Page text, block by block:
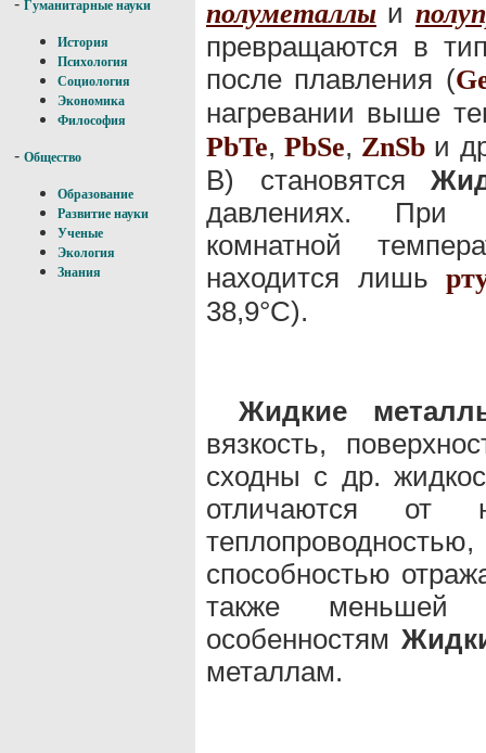
- Гуманитарные науки
История
Психология
Социология
Экономика
Философия
- Общество
Образование
Развитие науки
Ученые
Экология
Знания
полуметаллы и
превращаются в
после плавления (
нагревании выше
PbTe,PbSe, ZnSb и
В) становятся
давлениях. При
комнатной
находится лишь
38,9°С).
Жидкие
вязкость,
сходны с др.
отличаются от
способностью
также меньшей
особенностям
металлам.